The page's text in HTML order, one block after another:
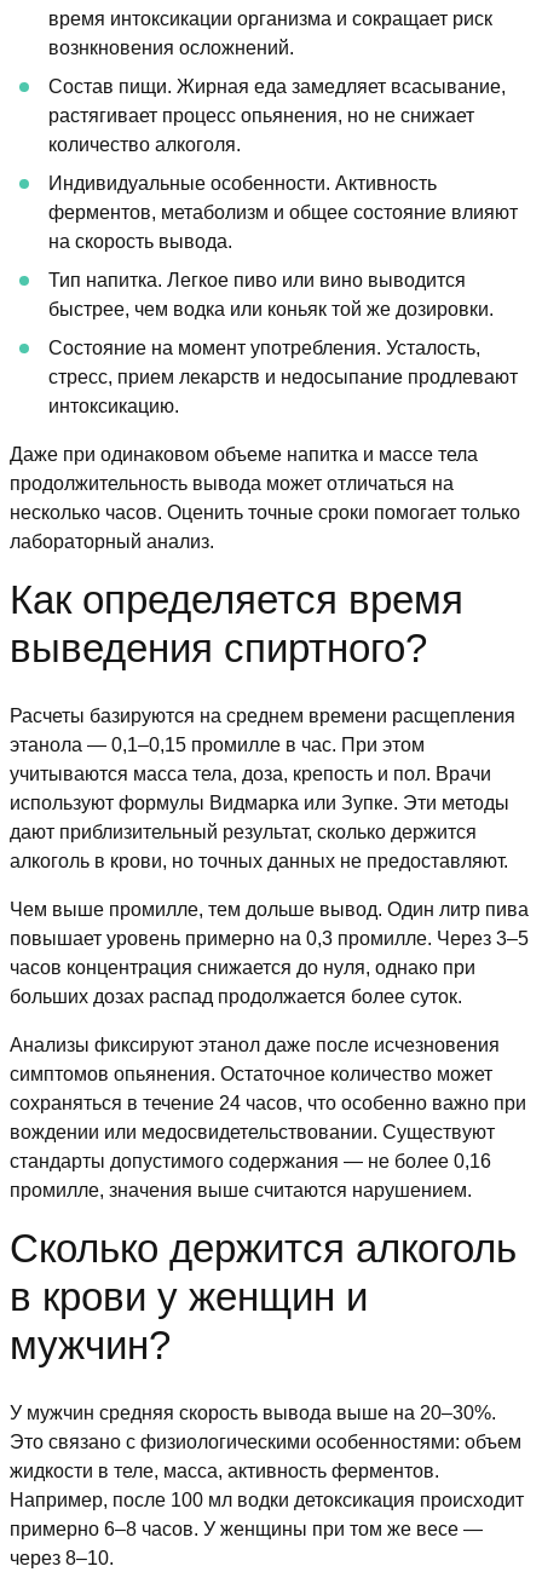
время интоксикации организма и сокращает риск
вознкновения осложнений.
Состав пищи. Жирная еда замедляет всасывание,
растягивает процесс опьянения, но не снижает
количество алкоголя.
Индивидуальные особенности. Активность
ферментов, метаболизм и общее состояние влияют
на скорость вывода.
Тип напитка. Легкое пиво или вино выводится
быстрее, чем водка или коньяк той же дозировки.
Состояние на момент употребления. Усталость,
стресс, прием лекарств и недосыпание продлевают
интоксикацию.
Даже при одинаковом объеме напитка и массе тела
продолжительность вывода может отличаться на
несколько часов. Оценить точные сроки помогает только
лабораторный анализ.
Как определяется время
выведения спиртного?
Расчеты базируются на среднем времени расщепления
этанола — 0,1–0,15 промилле в час. При этом
учитываются масса тела, доза, крепость и пол. Врачи
используют формулы Видмарка или Зупке. Эти методы
дают приблизительный результат, сколько держится
алкоголь в крови, но точных данных не предоставляют.
Чем выше промилле, тем дольше вывод. Один литр пива
повышает уровень примерно на 0,3 промилле. Через 3–5
часов концентрация снижается до нуля, однако при
больших дозах распад продолжается более суток.
Анализы фиксируют этанол даже после исчезновения
симптомов опьянения. Остаточное количество может
сохраняться в течение 24 часов, что особенно важно при
вождении или медосвидетельствовании. Существуют
стандарты допустимого содержания — не более 0,16
промилле, значения выше считаются нарушением.
Сколько держится алкоголь
в крови у женщин и
мужчин?
У мужчин средняя скорость вывода выше на 20–30%.
Это связано с физиологическими особенностями: объем
жидкости в теле, масса, активность ферментов.
Например, после 100 мл водки детоксикация происходит
примерно 6–8 часов. У женщины при том же весе —
через 8–10.